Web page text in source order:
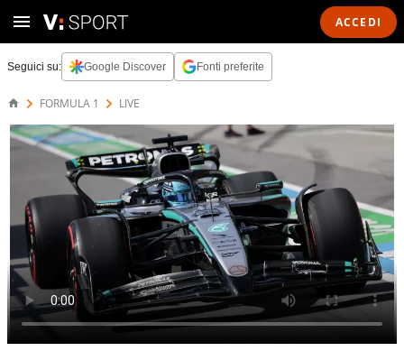
ACCEDI
Seguici su: Google Discover Fonti preferite
FORMULA 1 LIVE